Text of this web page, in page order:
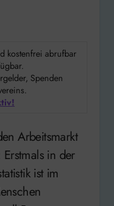
kostenfrei abrufbar
Spenden
in der
ist im